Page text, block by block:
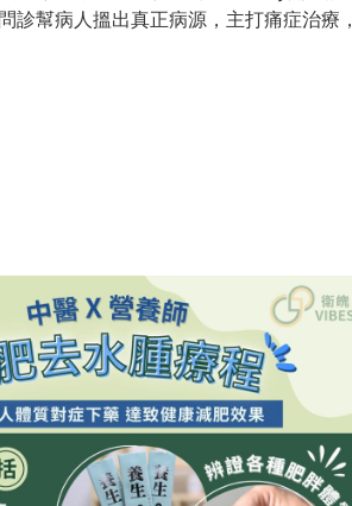
診幫病人搵出真正病源，主打痛症治療，